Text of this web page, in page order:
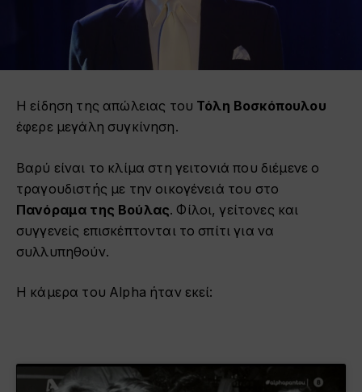
Η είδηση της απώλειας του Τόλη Βοσκόπουλου
έφερε μεγάλη συγκίνηση.
Βαρύ είναι το κλίμα στη γειτονιά που διέμενε ο
τραγουδιστής με την οικογένειά του στο
Πανόραμα της Βούλας. Φίλοι, γείτονες και
συγγενείς επισκέπτονται το σπίτι για να
συλλυπηθούν.
Η κάμερα του Alpha ήταν εκεί: